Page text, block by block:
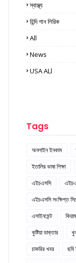
স্বাস্থ্য
হিন্দি গান লিরিক
All
News
USA ALl
Tags
অনলাইন ইনকাম
ইতালির ভাষা শিক্ষা
এইচএসসি
এইচএসসি সংক্ষিপ্ত
এসাইনমেন্ট
কুষ্টিয়া ডাক্তার
চাকরির খবর
ছবি